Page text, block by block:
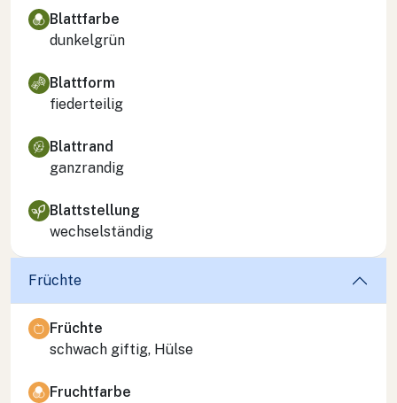
Blattfarbe
dunkelgrün
Blattform
fiederteilig
Blattrand
ganzrandig
Blattstellung
wechselständig
Früchte
Früchte
schwach giftig, Hülse
Fruchtfarbe